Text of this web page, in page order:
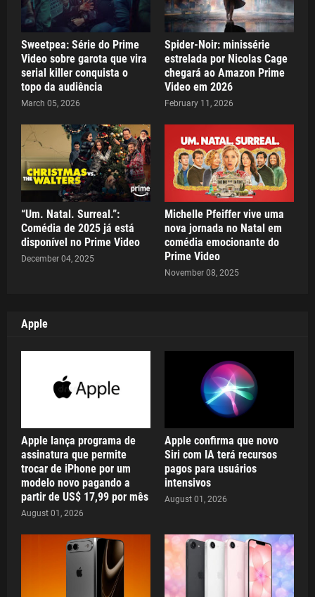
Sweetpea: Série do Prime
Video sobre garota que vira
serial killer conquista o
topo da audiência
March 05, 2026
Spider-Noir: minissérie
estrelada por Nicolas Cage
chegará ao Amazon Prime
Video em 2026
February 11, 2026
“Um. Natal. Surreal.”:
Comédia de 2025 já está
disponível no Prime Video
December 04, 2025
Michelle Pfeiffer vive uma
nova jornada no Natal em
comédia emocionante do
Prime Video
November 08, 2025
Apple
Apple lança programa de
assinatura que permite
trocar de iPhone por um
modelo novo pagando a
partir de US$ 17,99 por mês
August 01, 2026
Apple confirma que novo
Siri com IA terá recursos
pagos para usuários
intensivos
August 01, 2026